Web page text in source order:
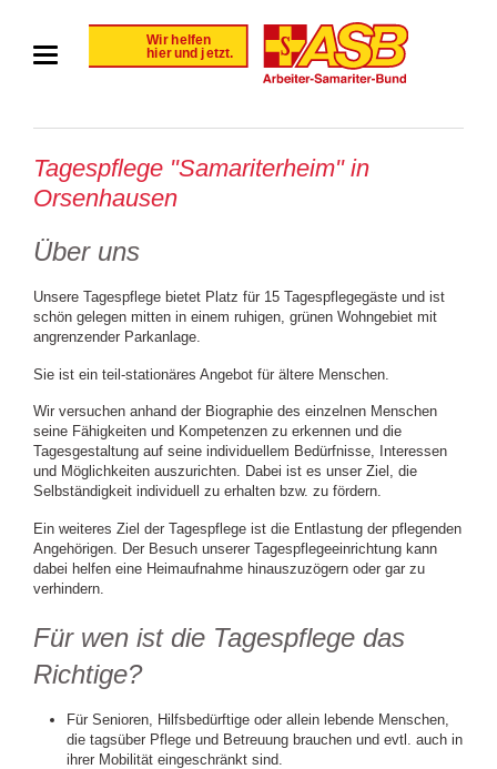
Tagespflege "Samariterheim" in
Orsenhausen
Über uns
Unsere Tagespflege bietet Platz für 15 Tagespflegegäste und ist
schön gelegen mitten in einem ruhigen, grünen Wohngebiet mit
angrenzender Parkanlage.
Sie ist ein teil-stationäres Angebot für ältere Menschen.
Wir versuchen anhand der Biographie des einzelnen Menschen
seine Fähigkeiten und Kompetenzen zu erkennen und die
Tagesgestaltung auf seine individuellem Bedürfnisse, Interessen
und Möglichkeiten auszurichten. Dabei ist es unser Ziel, die
Selbständigkeit individuell zu erhalten bzw. zu fördern.
Ein weiteres Ziel der Tagespflege ist die Entlastung der pflegenden
Angehörigen. Der Besuch unserer Tagespflegeeinrichtung kann
dabei helfen eine Heimaufnahme hinauszuzögern oder gar zu
verhindern.
Für wen ist die Tagespflege das
Richtige?
Für Senioren, Hilfsbedürftige oder allein lebende Menschen,
die tagsüber Pflege und Betreuung brauchen und evtl. auch in
ihrer Mobilität eingeschränkt sind.